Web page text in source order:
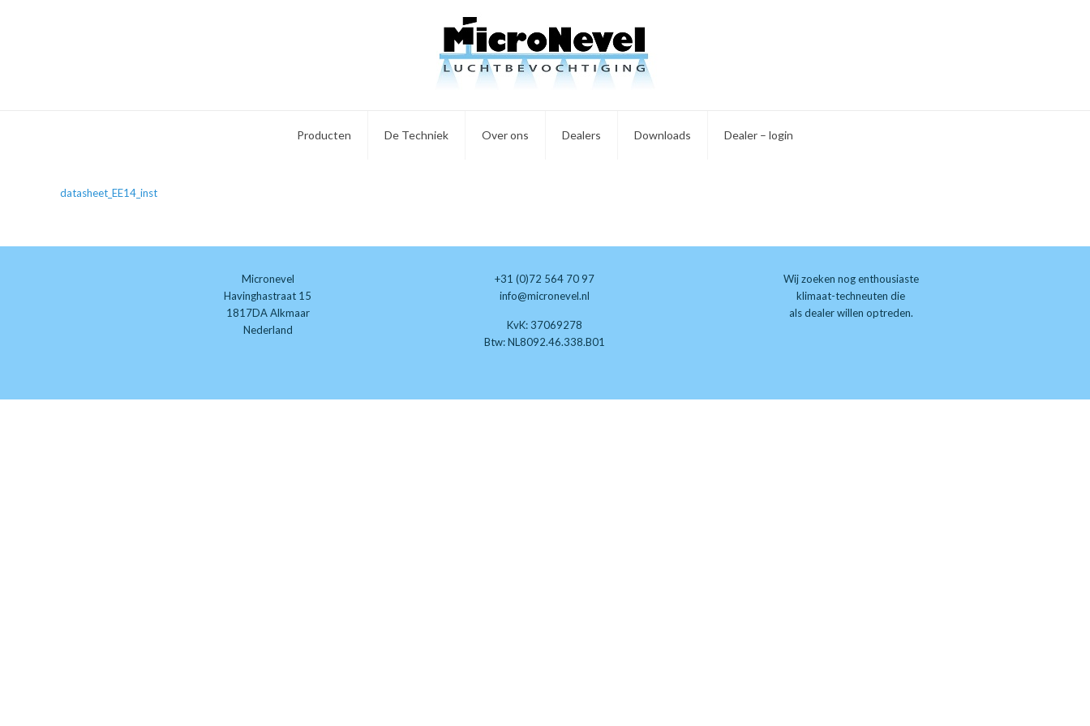
Producten De Techniek Over ons Dealers Downloads Dealer – login
datasheet_EE14_inst
Micronevel
Havinghastraat 15
1817DA Alkmaar
Nederland
+31 (0)72 564 70 97
info@micronevel.nl
KvK: 37069278
Btw: NL8092.46.338.B01
Wij zoeken nog enthousiaste
klimaat-techneuten die
als dealer willen optreden.